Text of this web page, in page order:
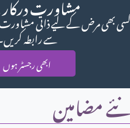
بھی مرض کے لیے ذاتی
سے رابطہ
ابھی رجسٹر ہوں
مضامین